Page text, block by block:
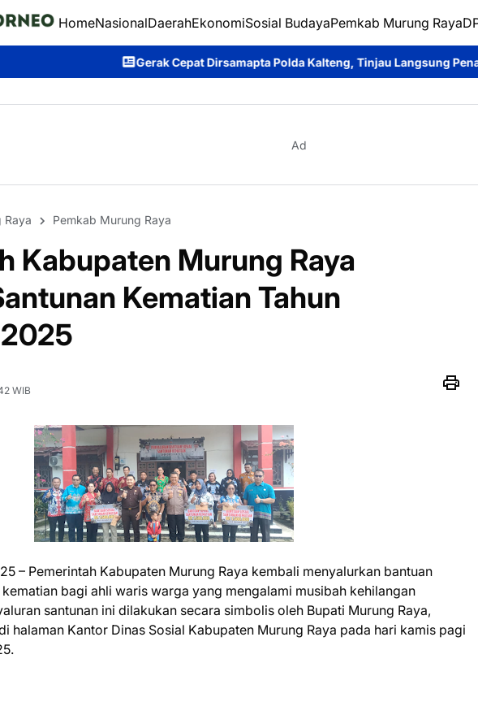
HomeNasionalDaerahEkonomiSosial BudayaPemkab Murung Raya
Cepat Dirsamapta Polda Kalteng, Tinjau Langsung Penanganan Karhutla
Ad
Raya Pemkab Murung Raya
Kabupaten Murung Raya
Kematian Tahun
WIB
– Pemerintah Kabupaten Murung Raya kembali menyalurkan bantuan
bagi ahli waris warga yang mengalami musibah kehilangan
santunan ini dilakukan secara simbolis oleh Bupati Murung Raya,
halaman Kantor Dinas Sosial Kabupaten Murung Raya pada hari kamis pagi